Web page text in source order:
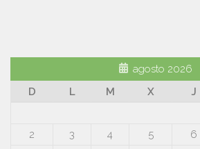
agosto 2026
D
L M X J
2
3 4 5 6